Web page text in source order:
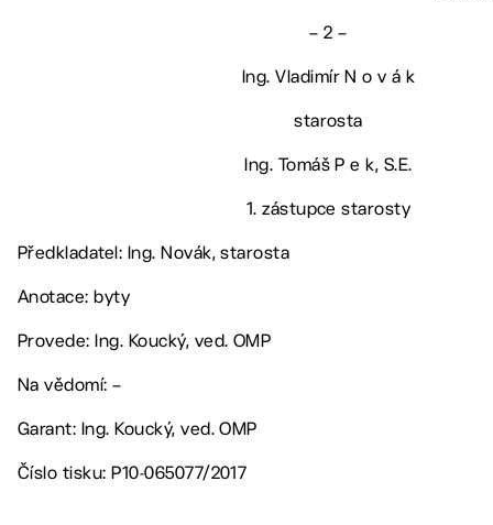
– 2 –
Ing. Vladimír N o v á k
starosta
Ing. Tomáš P e k, S.E.
1. zástupce starosty
Předkladatel: Ing. Novák, starosta
Anotace: byty
Provede: Ing. Koucký, ved. OMP
Na vědomí: –
Garant: Ing. Koucký, ved. OMP
Číslo tisku: P10-065077/2017